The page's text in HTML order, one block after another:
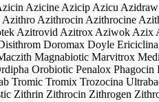
Azicine Azicip Azicu
Azithrocin Azithrocine
Azitrovid Azitrox Aziwok Azix
Doromax Doyle
Magnabiotic Marvitrox
Orobiotic Penalox Phagocin
Tromic Tromix Trozocina
Zithrin Zithrocin Zithrogen